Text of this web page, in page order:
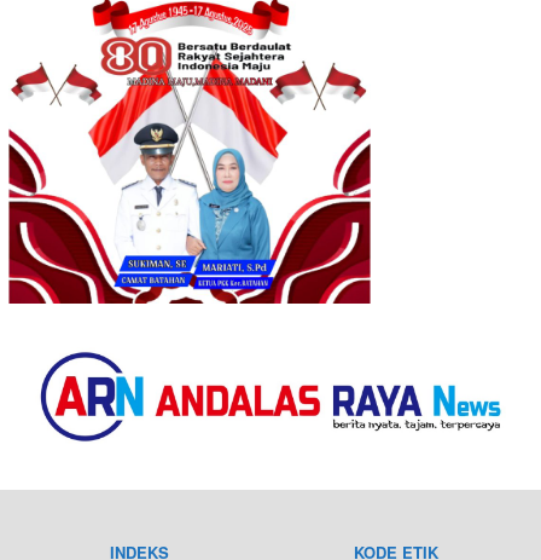
INDEKS KODE ETIK